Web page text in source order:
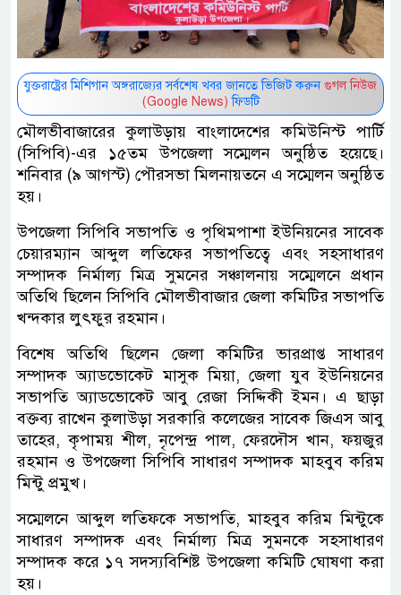
যুক্তরাষ্ট্রের মিশিগান অঙ্গরাজ্যের সর্বশেষ খবর জানতে ভিজিট করুন গুগল নিউজ
(Google News) ফিডটি
মৌলভীবাজারের কুলাউড়ায় বাংলাদেশের কমিউনিস্ট পার্টি
(সিপিবি)-এর ১৫তম উপজেলা সম্মেলন অনুষ্ঠিত হয়েছে।
শনিবার (৯ আগস্ট) পৌরসভা মিলনায়তনে এ সম্মেলন অনুষ্ঠিত
হয়।
উপজেলা সিপিবি সভাপতি ও পৃথিমপাশা ইউনিয়নের সাবেক
চেয়ারম্যান আব্দুল লতিফের সভাপতিত্বে এবং সহসাধারণ
সম্পাদক নির্মাল্য মিত্র সুমনের সঞ্চালনায় সম্মেলনে প্রধান
অতিথি ছিলেন সিপিবি মৌলভীবাজার জেলা কমিটির সভাপতি
খন্দকার লুৎফুর রহমান।
বিশেষ অতিথি ছিলেন জেলা কমিটির ভারপ্রাপ্ত সাধারণ
সম্পাদক অ্যাডভোকেট মাসুক মিয়া, জেলা যুব ইউনিয়নের
সভাপতি অ্যাডভোকেট আবু রেজা সিদ্দিকী ইমন। এ ছাড়া
বক্তব্য রাখেন কুলাউড়া সরকারি কলেজের সাবেক জিএস আবু
তাহের, কৃপাময় শীল, নৃপেন্দ্র পাল, ফেরদৌস খান, ফয়জুর
রহমান ও উপজেলা সিপিবি সাধারণ সম্পাদক মাহবুব করিম
মিন্টু প্রমুখ।
সম্মেলনে আব্দুল লতিফকে সভাপতি, মাহবুব করিম মিন্টুকে
সাধারণ সম্পাদক এবং নির্মাল্য মিত্র সুমনকে সহসাধারণ
সম্পাদক করে ১৭ সদস্যবিশিষ্ট উপজেলা কমিটি ঘোষণা করা
হয়।